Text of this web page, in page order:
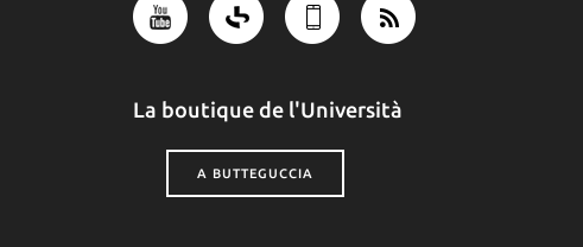
La boutique de l'Università
A BUTTEGUCCIA